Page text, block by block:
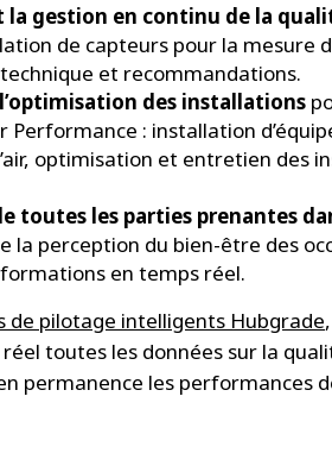
la gestion en continu de la
de capteurs pour la mesure
et recommandations.
des installations
Performance : installation
optimisation et entretien des
toutes les parties prenantes
la perception du bien-être des
en temps réel.
de pilotage intelligents Hubgrade
toutes les données sur la
permanence les performances